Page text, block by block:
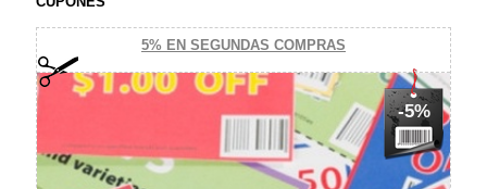
5% EN SEGUNDAS COMPRAS
-5%